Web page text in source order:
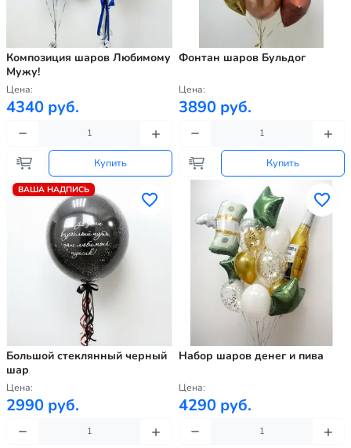
Композиция шаров Любимому
Мужу!
Цена:
4340 руб.
Купить
Фонтан шаров Бульдог
Цена:
3890 руб.
Купить
ВАША НАДПИСЬ
Большой стеклянный черный
шар
Цена:
2990 руб.
Набор шаров денег и пива
Цена:
4290 руб.